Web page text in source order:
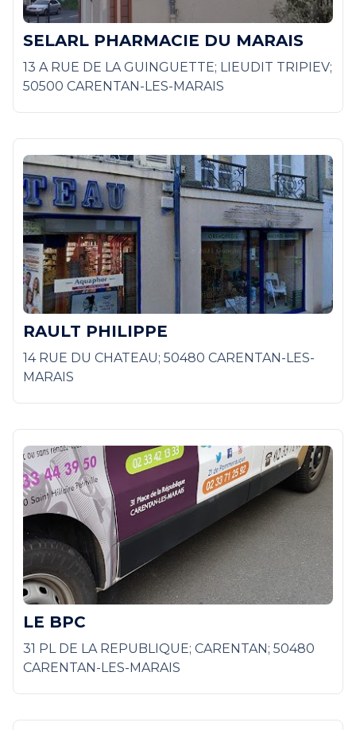
SELARL PHARMACIE DU MARAIS
13 A RUE DE LA GUINGUETTE; LIEUDIT TRIPIEV;
50500 CARENTAN-LES-MARAIS
RAULT PHILIPPE
14 RUE DU CHATEAU; 50480 CARENTAN-LES-
MARAIS
LE BPC
31 PL DE LA REPUBLIQUE; CARENTAN; 50480
CARENTAN-LES-MARAIS